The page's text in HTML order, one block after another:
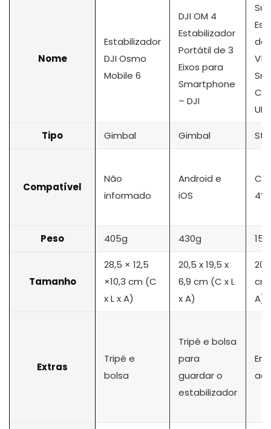
Nome
Estabilizador
DJI Osmo
Mobile 6
DJI OM 4
Estabilizador
Portátil de 3
Eixos para
Smartphone
– DJI
de
Tipo Gimbal Gimbal
Compatível
Não
informado
Android e
iOS
4’’
Peso 405g 430g
Tamanho
28,5 × 12,5
×10,3 cm (C
x L x A)
20,5 x 19,5 x
6,9 cm (C x L
x A)
20
cm
A)
Extras
Tripé e
bolsa
Tripé e bolsa
para
guardar o
estabilizador